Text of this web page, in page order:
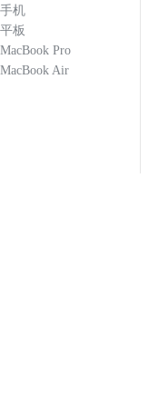
手机
平板
MacBook Pro
MacBook Air